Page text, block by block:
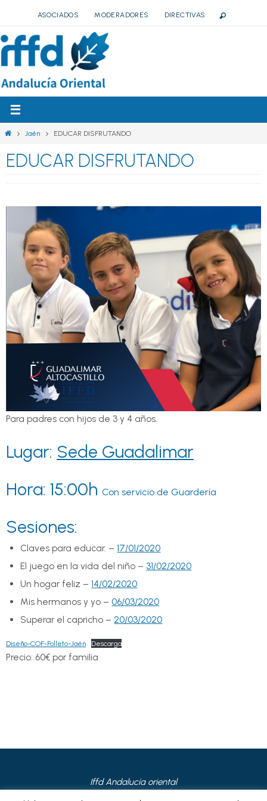
contenido
ASOCIADOS MODERADORES DIRECTIVAS
InicioJaén EDUCAR DISFRUTANDO
EDUCAR DISFRUTANDO
Para padres con hijos de 3 y 4 años.
Lugar: Sede Guadalimar
Hora: 15:00h Con servicio de Guardería
Sesiones:
Claves para educar. –17/01/2020
El juego en la vida del niño – 31/02/2020
Un hogar feliz –14/02/2020
Mis hermanos y yo –06/03/2020
Superar el capricho –20/03/2020
Diseño-COF-Folleto-Jaén Descarga
Precio: 60€ por familia
Iffd Andalucía oriental